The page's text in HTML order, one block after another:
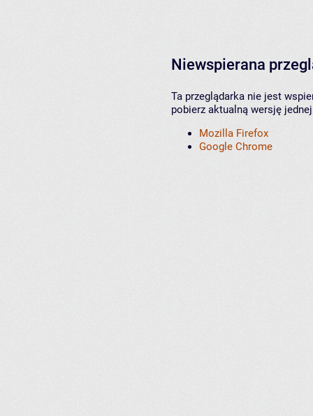
Niewspierana
Ta przeglądarka nie jest
pobierz aktualną wersję
Mozilla Firefox
Google Chrome